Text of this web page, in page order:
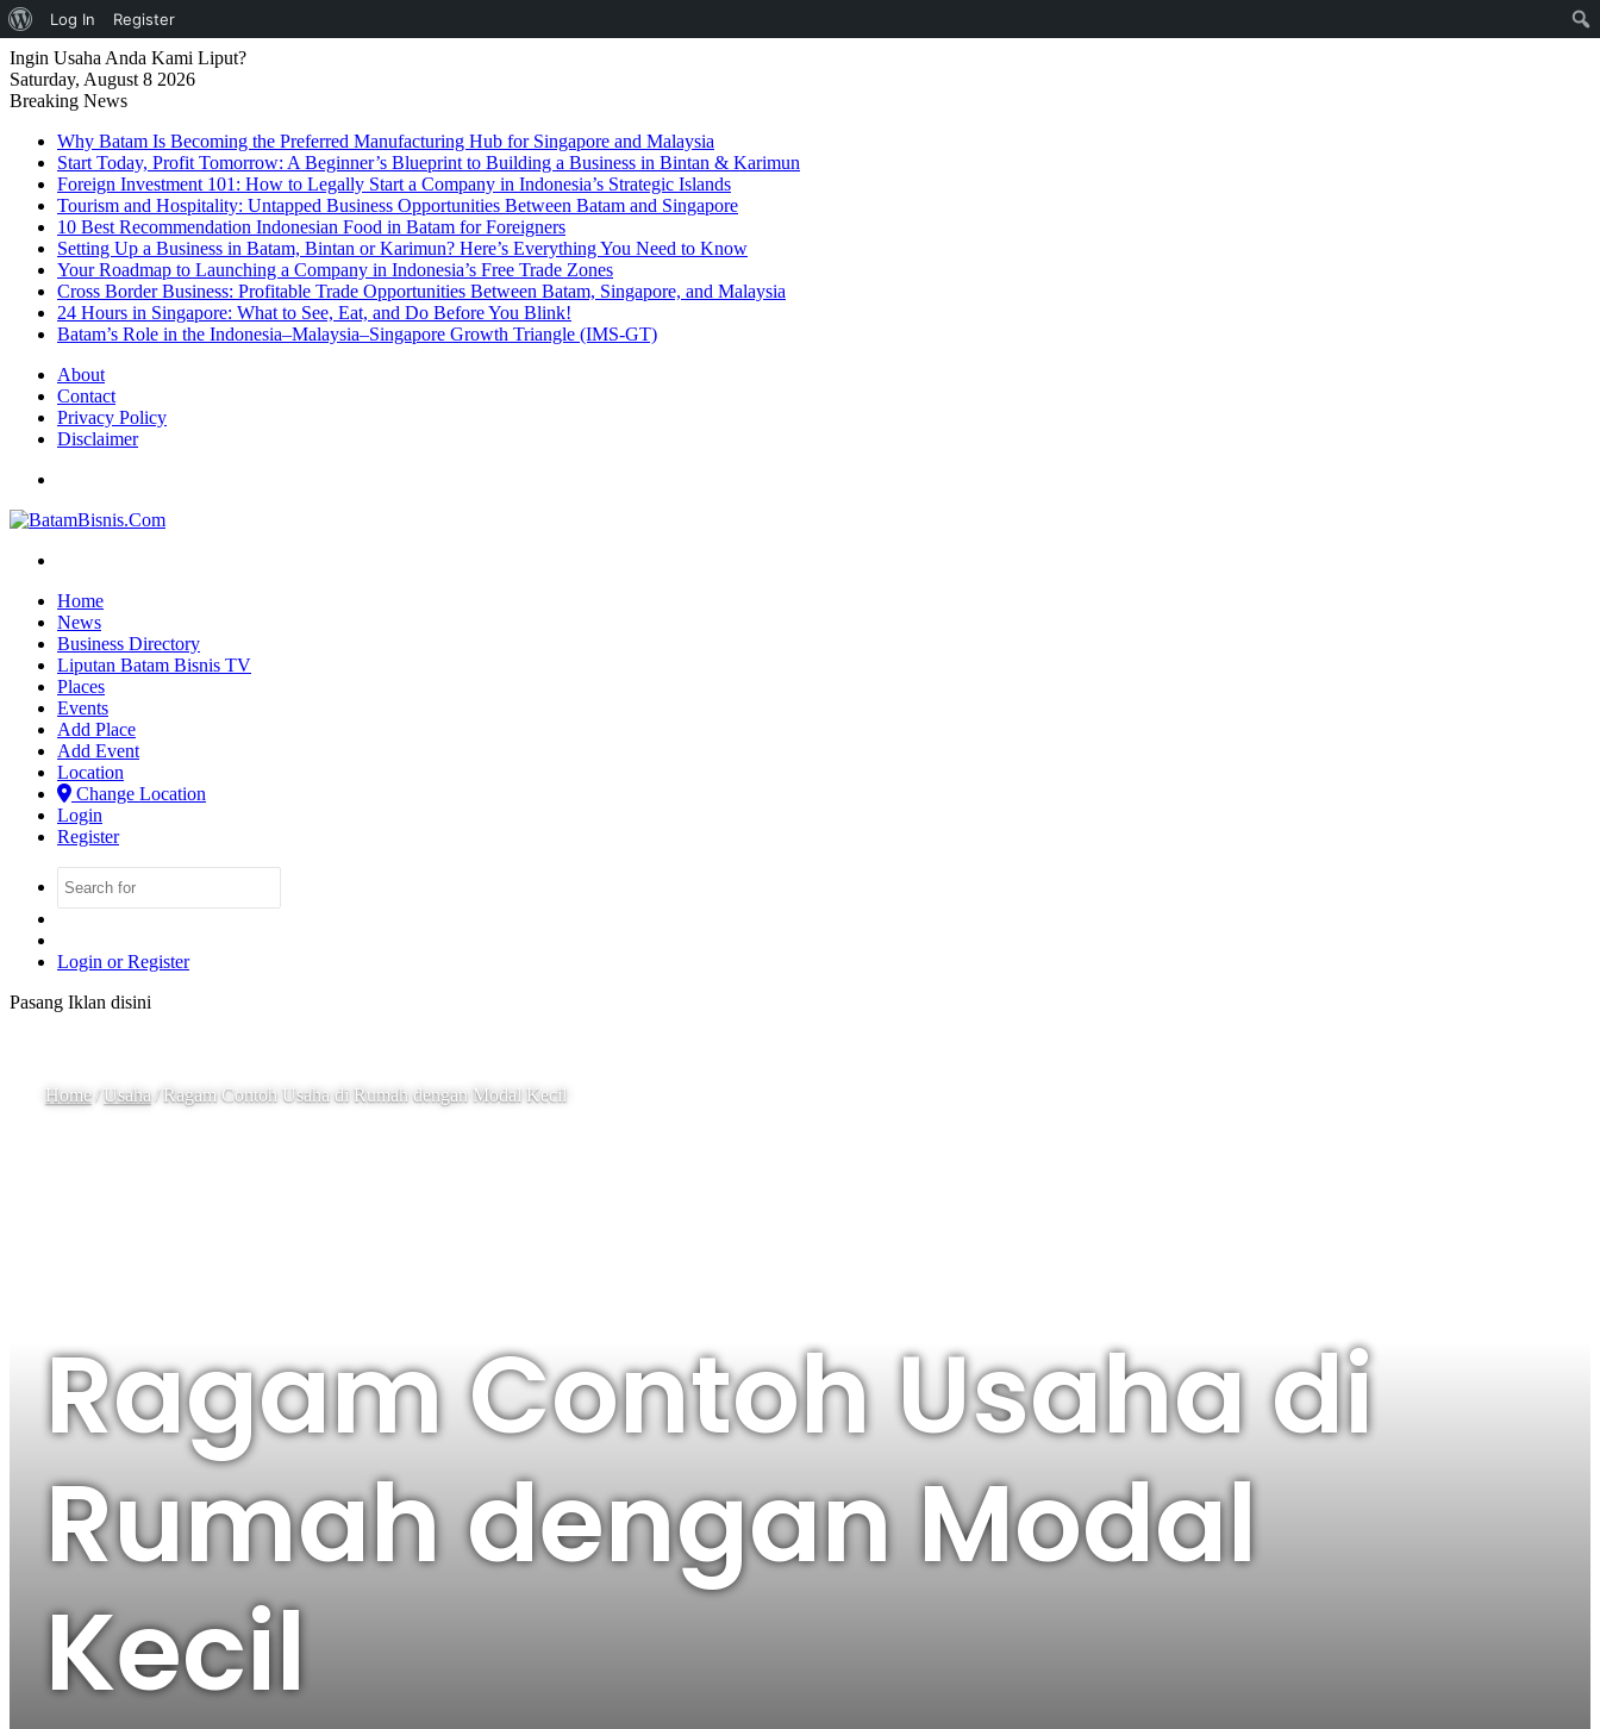
About
WordPress
Log In Register
Ingin Usaha Anda Kami Liput?
Saturday, August 8 2026
Breaking News
Why Batam Is Becoming the Preferred Manufacturing Hub for Singapore and Malaysia
Start Today, Profit Tomorrow: A Beginner’s Blueprint to Building a Business in Bintan & Karimun
Foreign Investment 101: How to Legally Start a Company in Indonesia’s Strategic Islands
Tourism and Hospitality: Untapped Business Opportunities Between Batam and Singapore
10 Best Recommendation Indonesian Food in Batam for Foreigners
Setting Up a Business in Batam, Bintan or Karimun? Here’s Everything You Need to Know
Your Roadmap to Launching a Company in Indonesia’s Free Trade Zones
Cross Border Business: Profitable Trade Opportunities Between Batam, Singapore, and Malaysia
24 Hours in Singapore: What to See, Eat, and Do Before You Blink!
Batam’s Role in the Indonesia–Malaysia–Singapore Growth Triangle (IMS-GT)
About
Contact
Privacy Policy
Disclaimer
Home
News
Business Directory
Liputan Batam Bisnis TV
Places
Events
Add Place
Add Event
Location
Change Location
Login
Register
Login or Register
Pasang Iklan disini
Home /Usaha / Ragam Contoh Usaha di Rumah dengan Modal Kecil
Ragam Contoh Usaha di
Rumah dengan Modal
Kecil